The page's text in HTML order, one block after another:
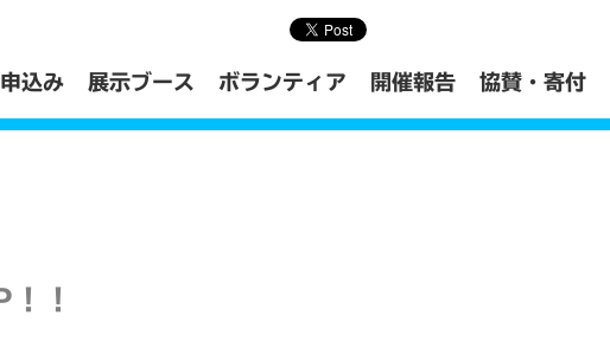
込み 展示ブース ボランティア 開催報告 協賛・寄付
！